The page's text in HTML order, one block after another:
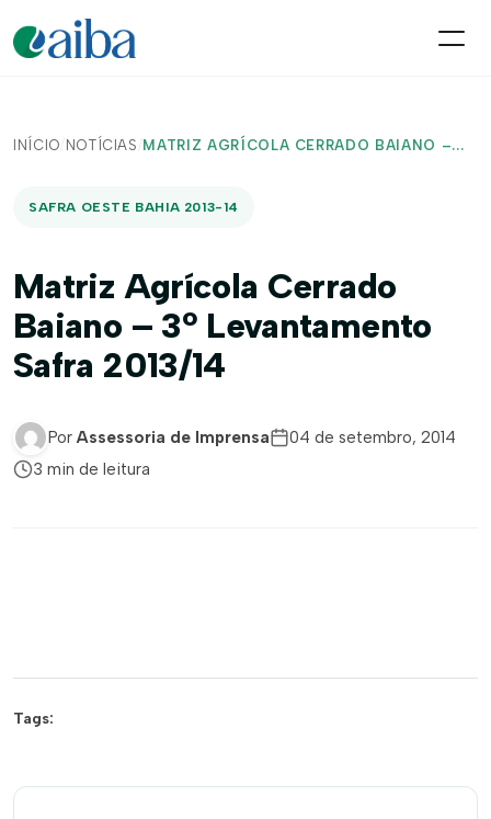
INÍCIO/ NOTÍCIAS / MATRIZ AGRÍCOLA CERRADO BAIANO –...
SAFRA OESTE BAHIA 2013-14
Matriz Agrícola Cerrado
Baiano – 3º Levantamento
Safra 2013/14
Por Assessoria de Imprensa
04 de setembro, 2014
3 min de leitura
Tags: